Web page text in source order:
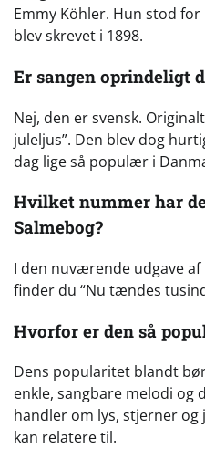
Emmy Köhler. Hun stod
blev skrevet i 1898.
Er sangen oprindeligt
Nej, den er svensk.
juleljus”. Den blev dog
dag lige så populær i
Hvilket nummer har
Salmebog?
I den nuværende udgave af
finder du “Nu tændes
Hvorfor er den så
Dens popularitet blandt
enkle, sangbare melodi og
handler om lys, stjerner
kan relatere til.